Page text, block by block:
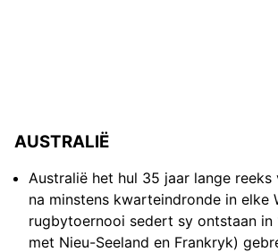
AUSTRALIË
Australië het hul 35 jaar lange reeks
na minstens kwarteindronde in elke
rugbytoernooi sedert sy ontstaan in
met Nieu-Seeland en Frankryk)